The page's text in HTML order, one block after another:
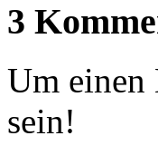
3
Um einen
sein!